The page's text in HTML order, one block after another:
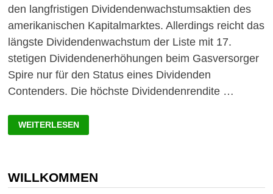
den langfristigen Dividendenwachstumsaktien des
amerikanischen Kapitalmarktes. Allerdings reicht das
längste Dividendenwachstum der Liste mit 17.
stetigen Dividendenerhöhungen beim Gasversorger
Spire nur für den Status eines Dividenden
Contenders. Die höchste Dividendenrendite …
DIVIDENDENWACHSTUM
DES
TAGES
EVEREST
RE
UND
WEITERLESEN
WILLKOMMEN